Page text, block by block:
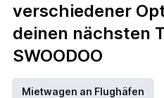
verschiedener
deinen nächsten
SWOODOO
Mietwagen an Flughäfen